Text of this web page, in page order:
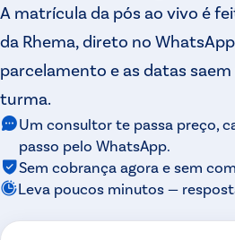
A matrícula da pós ao vivo é
da Rhema, direto no
parcelamento e as datas
turma.
Um consultor te passa preço,
passo pelo WhatsApp.
Sem cobrança agora e sem
Leva poucos minutos —